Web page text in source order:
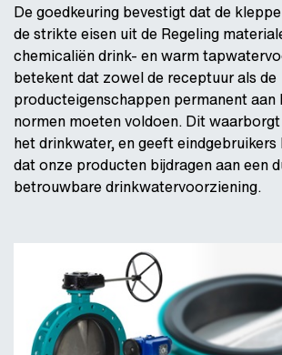
De goedkeuring bevestigt dat de
de strikte eisen uit de Regeling
chemicaliën drink- en warm
betekent dat zowel de receptuur als de
producteigenschappen permanent aan
normen moeten voldoen. Dit
het drinkwater, en geeft
dat onze producten bijdragen aan een
betrouwbare drinkwatervoorziening.